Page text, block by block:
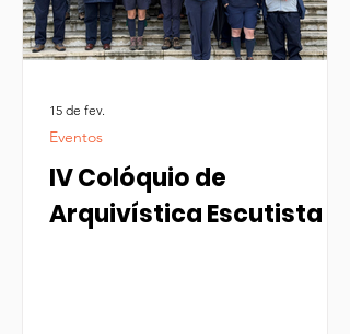
IV Colóquio de
Arquivística Escutista
Eventos
15 de fev.